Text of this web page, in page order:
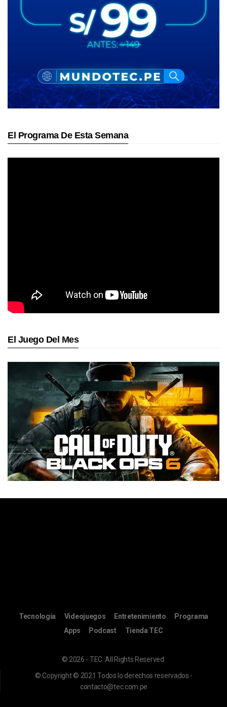
El Programa De Esta Semana
El Juego Del Mes
Tecnología Videojuegos Entretenimiento
Programa
Apps
Podcast Tienda TEC
© 2026 - TEC. All Rights Reserved.
© Copyright © 2021 Todos lo derechos reservados -
contacto@tec.com.pe